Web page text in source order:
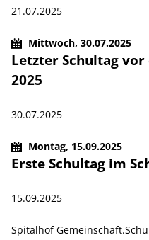
21.07.2025
Mittwoch,30.07.2025
Letzter Schultag
2025
30.07.2025
Montag, 15.09.2025
Erste Schultag im
15.09.2025
Spitalhof